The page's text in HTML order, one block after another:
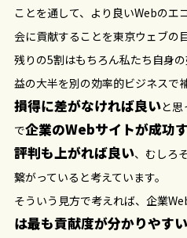
ことを通して、より良いWebのエ
会に貢献することを東京ウェブの
残りの5割はもちろん私たち自身
益の大半を別の効率的ビジネスで
損得に差がなければ良いと思
で企業のWebサイトが成功
評判も上がれば良い、むしろ
繋がっていると考えています。
そういう見方で考えれば、企業
は最も貢献度が分かりやす